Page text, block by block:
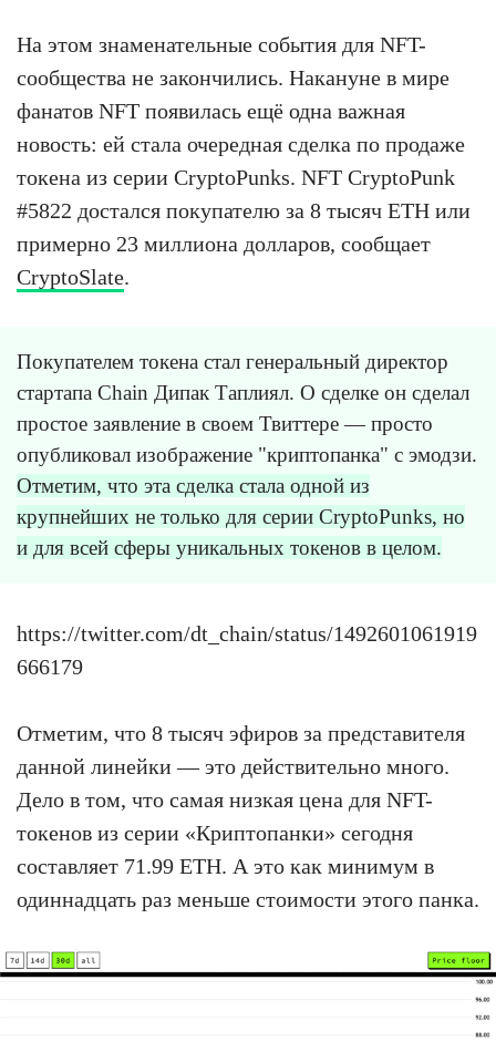
На этом знаменательные события для NFT-
сообщества не закончились. Накануне в мире
фанатов NFT появилась ещё одна важная
новость: ей стала очередная сделка по продаже
токена из серии CryptoPunks. NFT CryptoPunk
#5822 достался покупателю за 8 тысяч ETH или
примерно 23 миллиона долларов, сообщает
CryptoSlate.
Покупателем токена стал генеральный директор
стартапа Chain Дипак Таплиял. О сделке он сделал
простое заявление в своем Твиттере — просто
опубликовал изображение "криптопанка" с эмодзи.
Отметим, что эта сделка стала одной из
крупнейших не только для серии CryptoPunks, но
и для всей сферы уникальных токенов в целом.
https://twitter.com/dt_chain/status/1492601061919
666179
Отметим, что 8 тысяч эфиров за представителя
данной линейки — это действительно много.
Дело в том, что самая низкая цена для NFT-
токенов из серии «Криптопанки» сегодня
составляет 71.99 ETH. А это как минимум в
одиннадцать раз меньше стоимости этого панка.